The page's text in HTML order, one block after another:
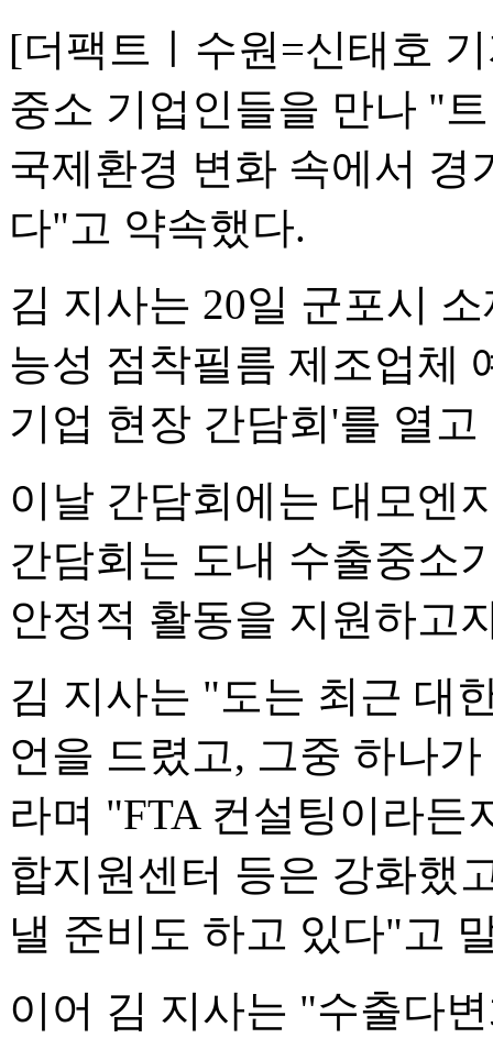
[더팩트ㅣ수원=신태호
중소 기업인들을 만나 "
국제환경 변화 속에서 경
다"고 약속했다.
김 지사는 20일 군포시
능성 점착필름 제조업체
기업 현장 간담회'를 열
이날 간담회에는 대모엔
간담회는 도내 수출중소
안정적 활동을 지원하고
김 지사는 "도는 최근 대
언을 드렸고, 그중 하나
라며 "FTA 컨설팅이라든
합지원센터 등은 강화했
낼 준비도 하고 있다"고
이어 김 지사는 "수출다